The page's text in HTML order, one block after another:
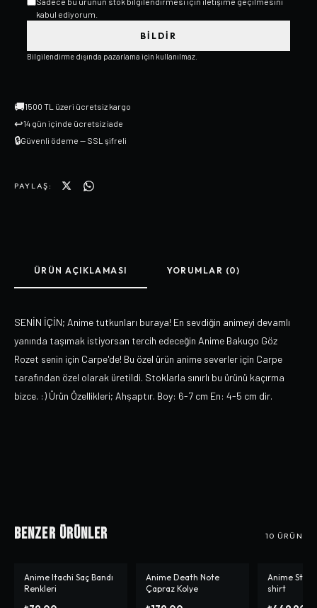
kabul ediyorum.
BILDIR
Bilgilendirme dışında pazarlama için kullanılmaz.
🚚1500 TL üzeri ücretsiz kargo
↩14 gün içinde ücretsiz iade
🔒Güvenli ödeme — SSL şifreli
PAYLAŞ:
ÜRÜN AÇIKLAMASI YORUMLAR (0)
SENİN İÇİN; Anime tutkunları buraya! En sevdiğin animeyi devamlı
yanında taşımak istiyorsan tercih edeceğin Anime Bakugo Göz
Rozet senin için Carpe'de! Bu özel ürün anime severler için Carpe
tarafından özel olarak üretildi. Stoklarla sınırlı bu ürünü kaçırma
bizce. :) Ürün Özellikleri; Ahşaptır. Boy: 6-7 cm En: 4-5 cm dir.
Benzer Ürünler 10 ÜRÜN
Anime Itachi Saç Bandı
Renkleri
Anime Death Note
Çapraz Kolye
-%10
Anime Star
shirt